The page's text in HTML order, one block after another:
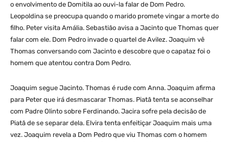
o envolvimento de Domitila ao ouvi-la falar de Dom Pedro.
Leopoldina se preocupa quando o marido promete vingar a morte do
filho. Peter visita Amália. Sebastião avisa a Jacinto que Thomas quer
falar com ele. Dom Pedro invade o quartel de Avilez. Joaquim vê
Thomas conversando com Jacinto e descobre que o capataz foi o
homem que atentou contra Dom Pedro.
Joaquim segue Jacinto. Thomas é rude com Anna. Joaquim afirma
para Peter que irá desmascarar Thomas. Piatã tenta se aconselhar
com Padre Olinto sobre Ferdinando. Jacira sofre pela decisão de
Piatã de se separar dela. Elvira tenta enfeitiçar Joaquim mais uma
vez. Joaquim revela a Dom Pedro que viu Thomas com o homem